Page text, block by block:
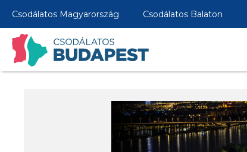
Csodálatos Magyarország Csodálatos Balaton